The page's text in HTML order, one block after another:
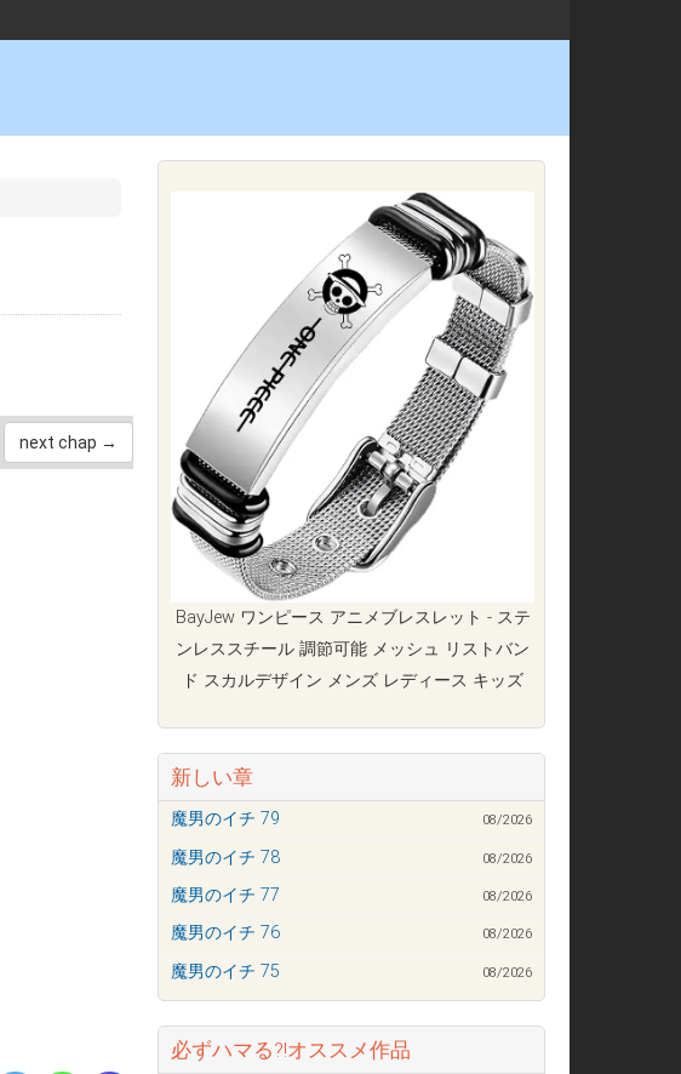
next chap →
BayJew ワンピース アニメブレスレット - ステ
ンレススチール 調節可能 メッシュ リストバン
ド スカルデザイン メンズ レディース キッズ
新しい章
魔男のイチ 79 08/2026
魔男のイチ 78 08/2026
魔男のイチ 77 08/2026
魔男のイチ 76 08/2026
魔男のイチ 75 08/2026
必ずハマる?!オススメ作品